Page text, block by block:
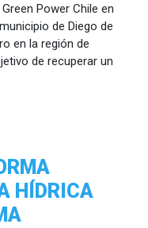
Power Chile en
de Diego de
en la región de
de recuperar un
HÍDRICA